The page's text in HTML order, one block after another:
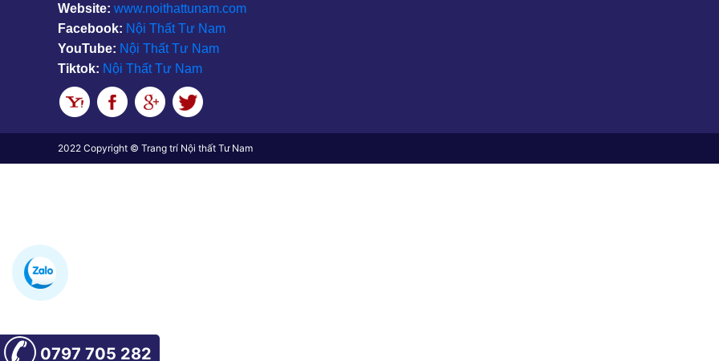
Website: www.noithattunam.com
Facebook: Nội Thất Tư Nam
YouTube: Nội Thất Tư Nam
Tiktok: Nội Thất Tư Nam
2022 Copyright © Trang trí Nội thất Tư Nam
0797 705 282